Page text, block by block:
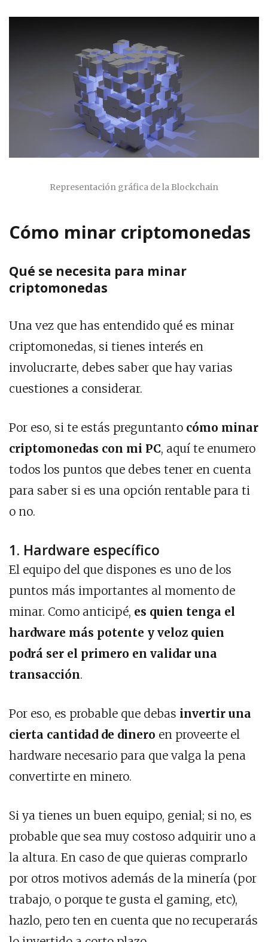
Representación gráfica de la Blockchain
Cómo minar criptomonedas
Qué se necesita para minar
criptomonedas
Una vez que has entendido qué es minar
criptomonedas, si tienes interés en
involucrarte, debes saber que hay varias
cuestiones a considerar.
Por eso, si te estás preguntanto cómo minar
criptomonedas con mi PC, aquí te enumero
todos los puntos que debes tener en cuenta
para saber si es una opción rentable para ti
o no.
1. Hardware específico
El equipo del que dispones es uno de los
puntos más importantes al momento de
minar. Como anticipé, es quien tenga el
hardware más potente y veloz quien
podrá ser el primero en validar una
transacción.
Por eso, es probable que debas invertir una
cierta cantidad de dinero en proveerte el
hardware necesario para que valga la pena
convertirte en minero.
Si ya tienes un buen equipo, genial; si no, es
probable que sea muy costoso adquirir uno a
la altura. En caso de que quieras comprarlo
por otros motivos además de la minería (por
trabajo, o porque te gusta el gaming, etc),
hazlo, pero ten en cuenta que no recuperarás